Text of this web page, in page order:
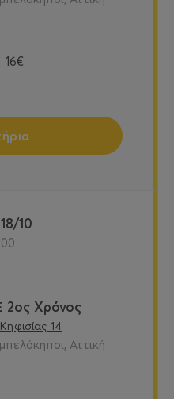
16€
18/10
Χρόνος
14
Αττική